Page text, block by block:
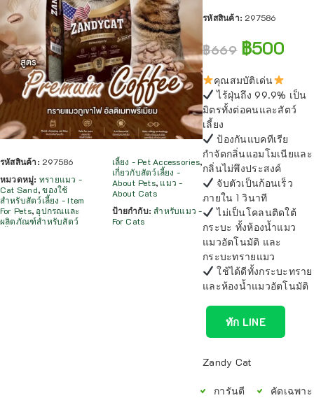
รหัสสินค้า: 297586
หมวดหมู่: ทรายแมว -
Cat Sand,ของใช้
สำหรับสัตว์เลี้ยง - Item
For Pets, อุปกรณและ
ผลิตภัณฑ์สำหรับสัตว์
เลี้ยง - Pet Accessories,
เกี่ยวกับสัตว์เลี้ยง -
About Pets, แมว -
About Cats
ป้ายกำกับ:สำหรับแมว -
For Cats
รหัสสินค้า: 297586
฿669 ฿500
คุณสมบัติเด่น
ไร้ฝุ่นถึง 99.9% เป็น
มิตรทั้งต่อคนและสัตว์
เลี้ยง
ป้องกันแบคทีเรีย
กำจัดกลิ่นแอมโมเนียและ
กลิ่นไม่พึงประสงค์
จับตัวเป็นก้อนเร็ว
ภายใน 1 วินาที
ไม่เป็นโคลนติดใต้
กระบะ ทั้งห้องน้ำแมว
แมวอัตโนมัติ และ
กระบะทรายแมว
ใช้ได้ดีทั้งกระบะทราย
และห้องน้ำแมวอัตโนมัติ
ทัก LINE
Zandy Cat
การันตี
คัดเฉพาะ